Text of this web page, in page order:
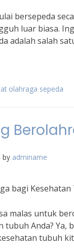
bersepeda
luar biasa.
adalah salah
olahraga sepeda
by adminame
bagi Kesehatan
malas untuk
tubuh Anda?
tubuh